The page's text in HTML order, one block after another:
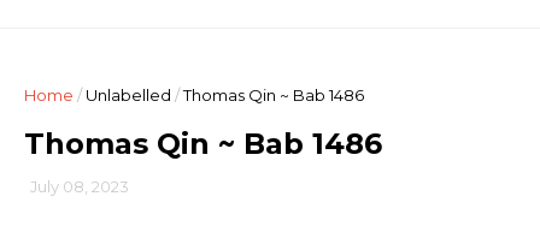
Home /Unlabelled /Thomas Qin ~ Bab 1486
Thomas Qin ~ Bab 1486
July 08, 2023